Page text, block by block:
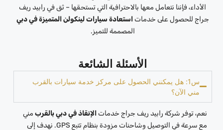
الأداء، فإننا نتعامل معها بالاحترافية التي تستحقها – ثق في رابيد ريف
جراج للحصول على خدمات استعادة سيارات لينكولن المتميزة في دبي
المصممة للتميز.
الأسئلة الشائعة
س1: هل يمكنني الحصول على مركز خدمة سيارات بالقرب
مني الآن؟
نعم، توفر شركة رابيد ريف جراج خدمات الإنقاذ في دبي بالقرب مني
مع سرعة في التوصيل وشاحنات مزودة بنظام تتبع GPS. نهدف إلى